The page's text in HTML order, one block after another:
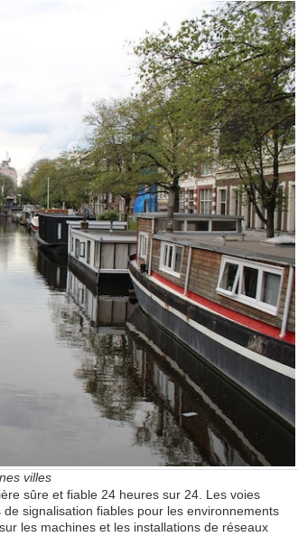
villes
sûre et fiable 24 heures sur 24. Les voies
signalisation fiables pour les environnements
les machines et les installations de réseaux